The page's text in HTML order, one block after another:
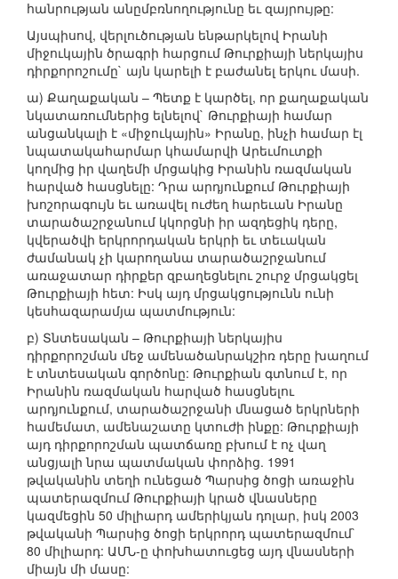
հանրության անըմբռնողությունը եւ զայրույթը:
Այսպիսով, վերլուծության ենթարկելով Իրանի
միջուկային ծրագրի հարցում Թուրքիայի ներկայիս
դիրքորոշումը` այն կարելի է բաժանել երկու մասի.
ա) Քաղաքական – Պետք է կարծել, որ քաղաքական
նկատառումներից ելնելով` Թուրքիայի համար
անցանկալի է «միջուկային» Իրանը, ինչի համար էլ
նպատակահարմար կհամարվի Արեւմուտքի
կողմից իր վաղեմի մրցակից Իրանին ռազմական
հարված հասցնելը: Դրա արդյունքում Թուրքիայի
խոշորագույն եւ առավել ուժեղ հարեւան Իրանը
տարածաշրջանում կկորցնի իր ազդեցիկ դերը,
կվերածվի երկրորդական երկրի եւ տեւական
ժամանակ չի կարողանա տարածաշրջանում
առաջատար դիրքեր զբաղեցնելու շուրջ մրցակցել
Թուրքիայի հետ: Իսկ այդ մրցակցությունն ունի
կեսհազարամյա պատմություն:
բ) Տնտեսական – Թուրքիայի ներկայիս
դիրքորոշման մեջ ամենածանրակշիռ դերը խաղում
է տնտեսական գործոնը: Թուրքիան գտնում է, որ
Իրանին ռազմական հարված հասցնելու
արդյունքում, տարածաշրջանի մնացած երկրների
համեմատ, ամենաշատը կտուժի ինքը: Թուրքիայի
այդ դիրքորոշման պատճառը բխում է ոչ վաղ
անցյալի նրա պատմական փորձից. 1991
թվականին տեղի ունեցած Պարսից ծոցի առաջին
պատերազմում Թուրքիայի կրած վնասները
կազմեցին 50 միլիարդ ամերիկյան դոլար, իսկ 2003
թվականի Պարսից ծոցի երկրորդ պատերազմում`
80 միլիարդ: ԱՄՆ-ը փոխհատուցեց այդ վնասների
միայն մի մասը: